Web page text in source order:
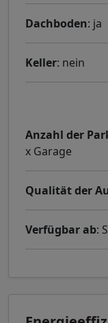
Dachboden: ja
Keller: nein
Anzahl der
x Garage
Qualität der
Verfügbar ab: